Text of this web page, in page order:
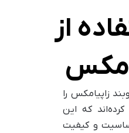
از
زاپیامکس را
که این
و کیفیت